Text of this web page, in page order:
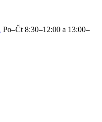
Po–Čt 8:30–12:00 a 13:00–